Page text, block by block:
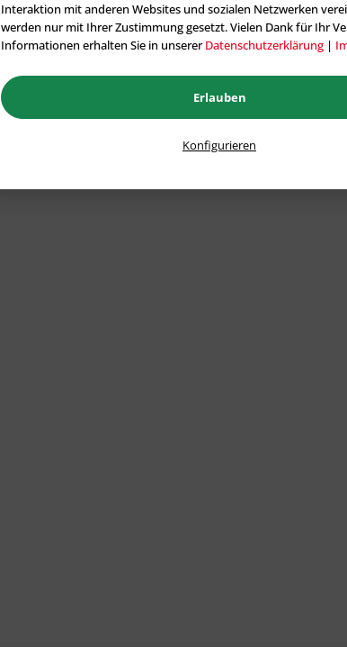
Interaktion mit anderen Websites und sozialen Netzwerken
werden nur mit Ihrer Zustimmung gesetzt. Vielen Dank für Ihr
Informationen erhalten Sie in unsererDatenschutzerklärung |
Erlauben
Konfigurieren